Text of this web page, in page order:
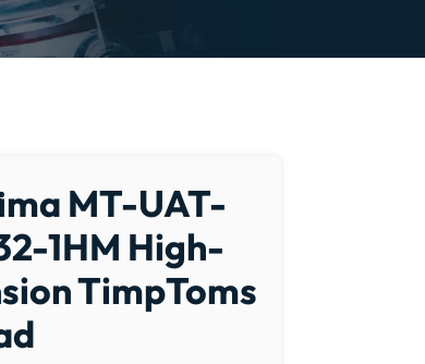
MT-UAT-
1HM High-
TimpToms